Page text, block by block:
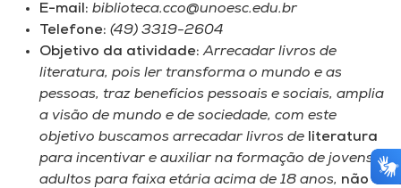
E-mail: biblioteca.cco@unoesc.edu.br
Telefone: (49) 3319-2604
Objetivo da atividade: Arrecadar livros de
literatura, pois ler transforma o mundo e as
pessoas, traz benefícios pessoais e sociais, amplia
a visão de mundo e de sociedade, com este
objetivo buscamos arrecadar livros de literatura
para incentivar e auxiliar na formação de jovens e
adultos para faixa etária acima de 18 anos, não